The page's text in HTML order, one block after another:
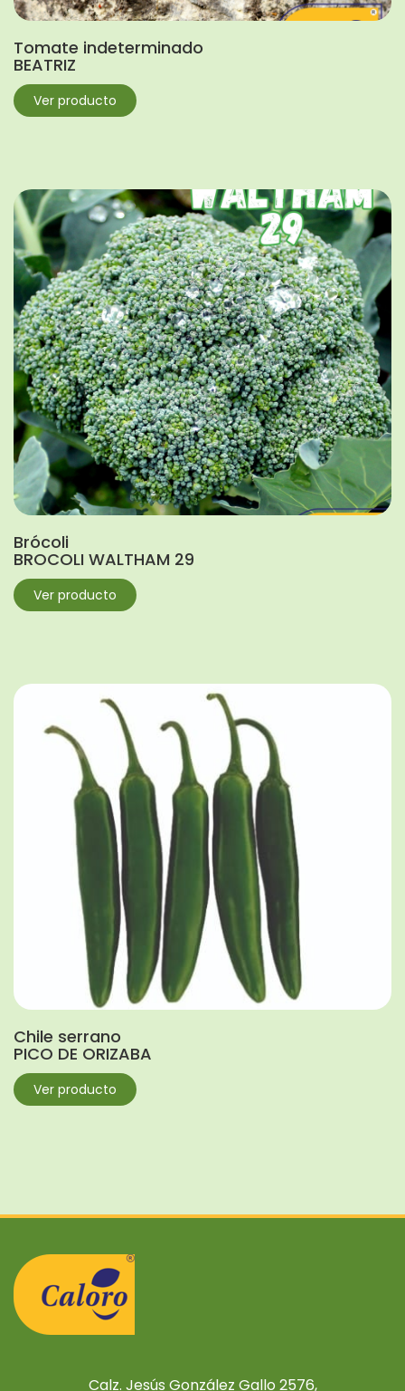
Tomate indeterminado
BEATRIZ
Ver producto
Brócoli
BROCOLI WALTHAM 29
Ver producto
Chile serrano
PICO DE ORIZABA
Ver producto
Calz. Jesús González Gallo 2576,